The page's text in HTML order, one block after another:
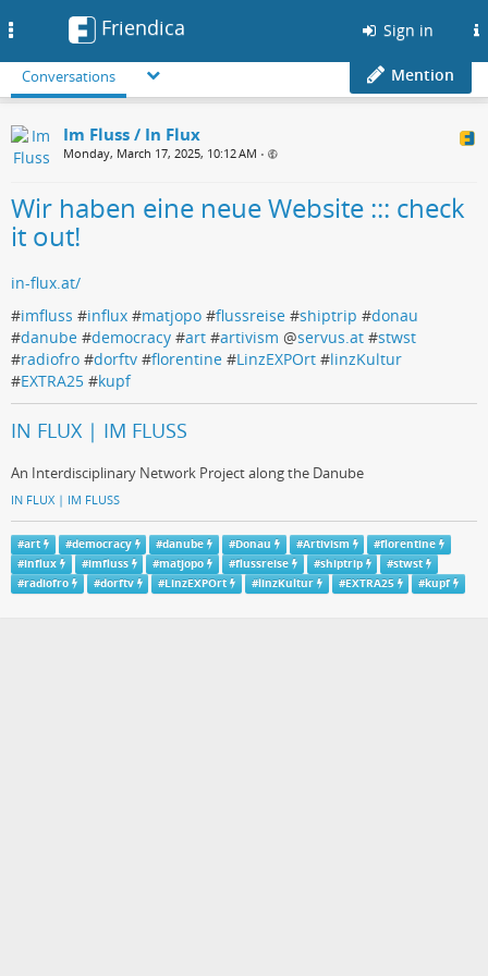
Friendica Sign in
Conversations Mention
Im Fluss / In Flux
Monday, March 17, 2025, 10:12 AM •
Wir haben eine neue Website ::: check
it out!
in-flux.at/
#imfluss #influx #matjopo #flussreise #shiptrip #donau
#danube #democracy #art #artivism @servus.at #stwst
#radiofro #dorftv #florentine #LinzEXPOrt #linzKultur
#EXTRA25 #kupf
IN FLUX | IM FLUSS
An Interdisciplinary Network Project along the Danube
IN FLUX | IM FLUSS
#art #democracy #danube #Donau #Artivism #florentine
#influx #imfluss #matjopo #flussreise #shiptrip #stwst
#radiofro #dorftv #LinzEXPOrt #linzKultur #EXTRA25 #kupf